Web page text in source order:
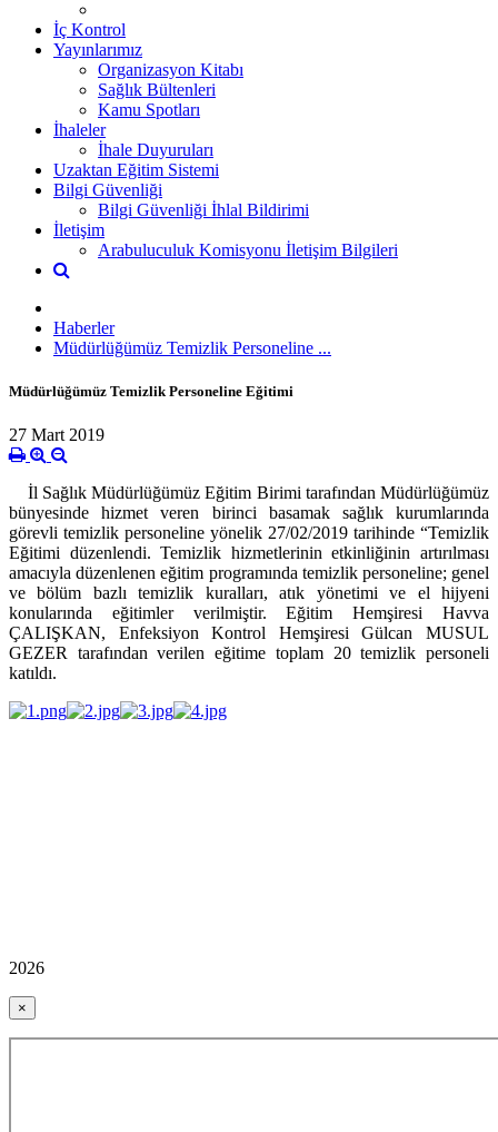
İç Kontrol
Yayınlarımız
Organizasyon Kitabı
Sağlık Bültenleri
Kamu Spotları
İhaleler
İhale Duyuruları
Uzaktan Eğitim Sistemi
Bilgi Güvenliği
Bilgi Güvenliği İhlal Bildirimi
İletişim
Arabuluculuk Komisyonu İletişim Bilgileri
Haberler
Müdürlüğümüz Temizlik Personeline ...
Müdürlüğümüz Temizlik Personeline Eğitimi
27 Mart 2019
İl Sağlık Müdürlüğümüz Eğitim Birimi tarafından Müdürlüğümüz
bünyesinde hizmet veren birinci basamak sağlık kurumlarında
görevli temizlik personeline yönelik 27/02/2019 tarihinde “Temizlik
Eğitimi düzenlendi. Temizlik hizmetlerinin etkinliğinin artırılması
amacıyla düzenlenen eğitim programında temizlik personeline; genel
ve bölüm bazlı temizlik kuralları, atık yönetimi ve el hijyeni
konularında eğitimler verilmiştir. Eğitim Hemşiresi Havva
ÇALIŞKAN, Enfeksiyon Kontrol Hemşiresi Gülcan MUSUL
GEZER tarafından verilen eğitime toplam 20 temizlik personeli
katıldı.
2026
×